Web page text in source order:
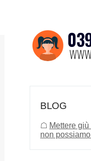
BLOG
☖ Mettere
non